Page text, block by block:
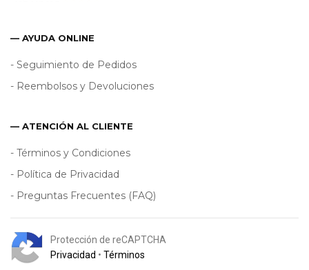
— AYUDA ONLINE
- Seguimiento de Pedidos
- Reembolsos y Devoluciones
— ATENCIÓN AL CLIENTE
- Términos y Condiciones
- Política de Privacidad
- Preguntas Frecuentes (FAQ)
Protección de reCAPTCHA
Privacidad • Términos